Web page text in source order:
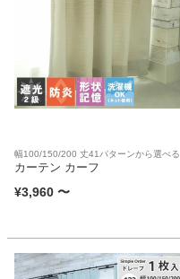
幅100/150/200 丈41パターンから選べる
カーテン カーフ
¥3,960 〜